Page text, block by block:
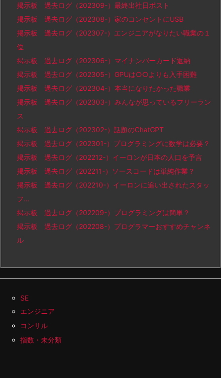
掲示板 過去ログ（202309-）最終出社日ポスト
掲示板 過去ログ（202308-）家のコンセントにUSB
掲示板 過去ログ（202307-）エンジニアがなりたい職業の１
位
掲示板 過去ログ（202306-）マイナンバーカード返納
掲示板 過去ログ（202305-）GPUは○○よりも入手困難
掲示板 過去ログ（202304-）本当になりたかった職業
掲示板 過去ログ（202303-）みんなが思っているフリーラン
ス
掲示板 過去ログ（202302-）話題のChatGPT
掲示板 過去ログ（202301-）プログラミングに数学は必要？
掲示板 過去ログ（202212-）イーロンが日本の人口を予言
掲示板 過去ログ（202211-）ソースコードは単純作業？
掲示板 過去ログ（202210-）イーロンに追い出されたスタッ
フ…
掲示板 過去ログ（202209-）プログラミングは簡単？
掲示板 過去ログ（202208-）プログラマーおすすめチャンネ
ル
SE
エンジニア
コンサル
指数・未分類